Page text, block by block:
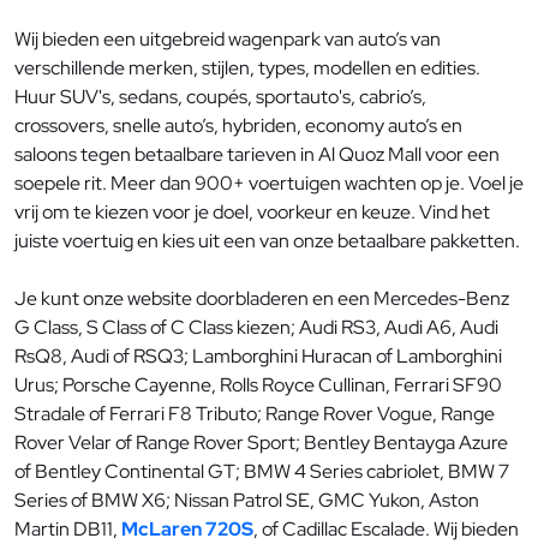
Wij bieden een uitgebreid wagenpark van auto’s van
verschillende merken, stijlen, types, modellen en edities.
Huur SUV's, sedans, coupés, sportauto's, cabrio’s,
crossovers, snelle auto’s, hybriden, economy auto’s en
saloons tegen betaalbare tarieven in Al Quoz Mall voor een
soepele rit. Meer dan 900+ voertuigen wachten op je. Voel je
vrij om te kiezen voor je doel, voorkeur en keuze. Vind het
juiste voertuig en kies uit een van onze betaalbare pakketten.
Je kunt onze website doorbladeren en een Mercedes-Benz
G Class, S Class of C Class kiezen; Audi RS3, Audi A6, Audi
RsQ8, Audi of RSQ3; Lamborghini Huracan of Lamborghini
Urus; Porsche Cayenne, Rolls Royce Cullinan, Ferrari SF90
Stradale of Ferrari F8 Tributo; Range Rover Vogue, Range
Rover Velar of Range Rover Sport; Bentley Bentayga Azure
of Bentley Continental GT; BMW 4 Series cabriolet, BMW 7
Series of BMW X6; Nissan Patrol SE, GMC Yukon, Aston
Martin DB11, McLaren 720S, of Cadillac Escalade. Wij bieden